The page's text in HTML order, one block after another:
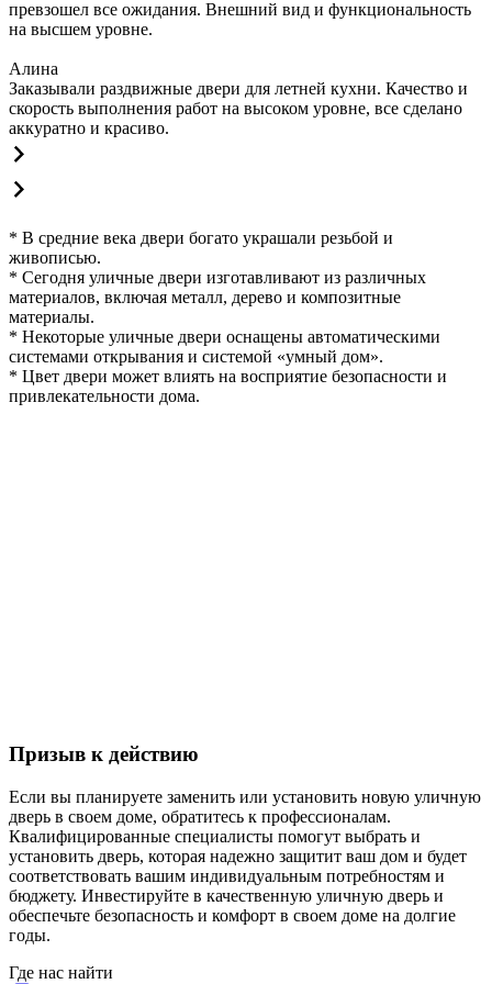
превзошел все ожидания. Внешний вид и функциональность
на высшем уровне.
Алина
Заказывали раздвижные двери для летней кухни. Качество и
скорость выполнения работ на высоком уровне, все сделано
аккуратно и красиво.
* В средние века двери богато украшали резьбой и
живописью.
* Сегодня уличные двери изготавливают из различных
материалов, включая металл, дерево и композитные
материалы.
* Некоторые уличные двери оснащены автоматическими
системами открывания и системой «умный дом».
* Цвет двери может влиять на восприятие безопасности и
привлекательности дома.
Призыв к действию
Если вы планируете заменить или установить новую уличную
дверь в своем доме, обратитесь к профессионалам.
Квалифицированные специалисты помогут выбрать и
установить дверь, которая надежно защитит ваш дом и будет
соответствовать вашим индивидуальным потребностям и
бюджету. Инвестируйте в качественную уличную дверь и
обеспечьте безопасность и комфорт в своем доме на долгие
годы.
Где нас найти